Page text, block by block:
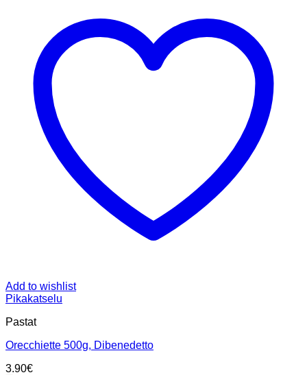
Add to wishlist
Pikakatselu
Pastat
Orecchiette 500g, Dibenedetto
3.90€